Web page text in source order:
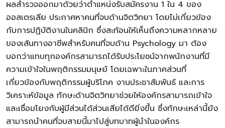
ผลสำรวจออกมาด้วยว่าตำแหน่งรับสมัครงาน 1 ใน 4 ของ
ออสเตรเลีย ประกาศหาคนที่จบด้านจิตวิทยา โดยไม่เกี่ยวข้อง
กับการปฏิบัติงานในคลินิก ซึ่งสะท้อนให้เห็นถึงความหลากหลาย
ของเส้นทางอาชีพสำหรับคนที่จบด้าน Psychology มา ต้อง
บอกว่าแทบทุกองค์กรสามารถได้รับประโยชน์จากพนักงานที่มี
ความเข้าใจในพฤติกรรมมนุษย์ โดยเฉพาะในภาคส่วนที่
เกี่ยวข้องกับพฤติกรรมผู้บริโภค งานประชาสัมพันธ์ และการ
วิเคราะห์ข้อมูล ทักษะด้านจิตวิทยาช่วยให้องค์กรสามารถเข้าใจ
และเชื่อมโยงกับผู้มีส่วนได้ส่วนเสียได้ดียิ่งขึ้น ซึ่งทักษะเหล่านี้ยัง
สามารถนำคนที่จบสายนี้มาไปสู่บทบาทผู้นำในองค์กร